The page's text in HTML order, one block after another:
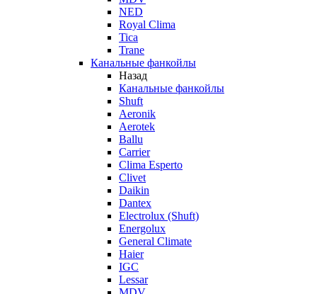
NED
Royal Clima
Tica
Trane
Канальные фанкойлы
Назад
Канальные фанкойлы
Shuft
Aeronik
Aerotek
Ballu
Carrier
Clima Esperto
Clivet
Daikin
Dantex
Electrolux (Shuft)
Energolux
General Climate
Haier
IGC
Lessar